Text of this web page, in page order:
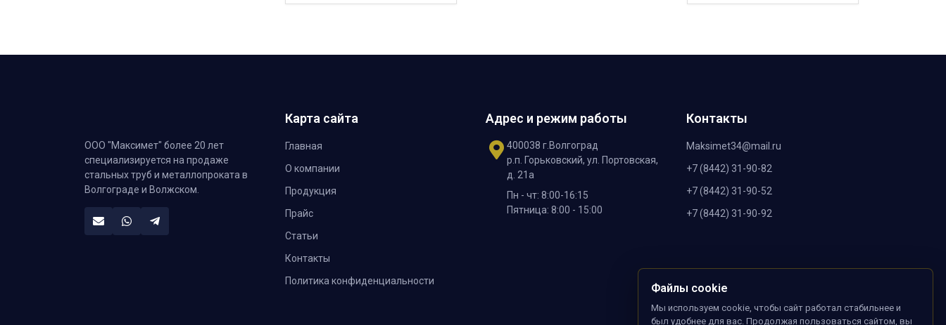
ООО "Максимет" более 20 лет
специализируется на продаже
стальных труб и металлопроката в
Волгограде и Волжском.
Карта сайта
Главная
О компании
Продукция
Прайс
Статьи
Контакты
Политика конфиденциальности
Адрес и режим работы
400038 г.Волгоград
р.п. Горьковский, ул. Портовская,
д. 21а
Пн - чт: 8:00-16:15
Пятница: 8:00 - 15:00
Контакты
Maksimet34@mail.ru
+7 (8442) 31-90-82
+7 (8442) 31-90-52
+7 (8442) 31-90-92
Файлы cookie
Мы используем cookie, чтобы сайт работал стабильнее и
был удобнее для вас. Продолжая пользоваться сайтом, вы